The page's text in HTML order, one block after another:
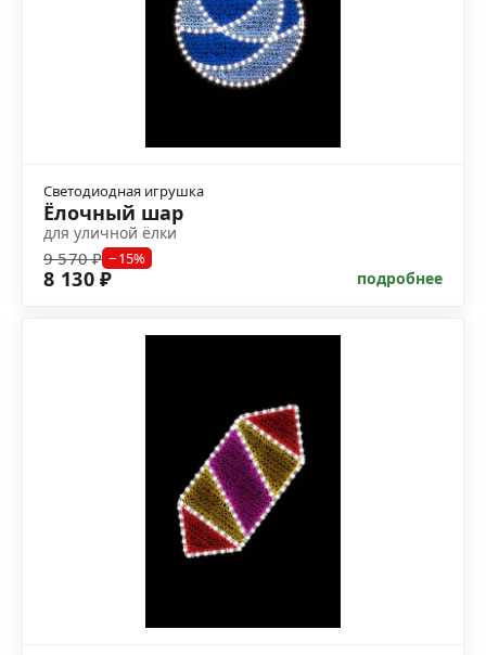
Светодиодная игрушка
Ёлочный шар
для уличной ёлки
9 570 ₽ −15%
8 130 ₽ подробнее